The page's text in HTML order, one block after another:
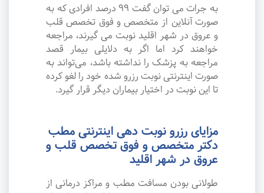
به جرات می‌ توان گفت ۹۹ درصد افرادی که به
صورت آنلاین از متخصص و فوق تخصص قلب
و عروق در شهر اقلید نوبت می گیرند، مراجعه
خواهند کرد اما اگر به دلایلی بیمار قصد
مراجعه به پزشک را نداشته باشد، می‌تواند به
صورت اینترنتی نوبت رزرو شده خود را لغو کرده
تا این نوبت در اختیار بیماران دیگر قرار گیرد.
مزایای رزرو نوبت دهی اینترنتی مطب
دکتر متخصص و فوق تخصص قلب و
عروق در شهر اقلید
طولانی بودن مسافت مطب و مراکز درمانی از